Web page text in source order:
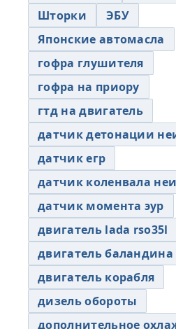
Шторки
ЭБУ
Японские автомасла
гофра глушителя
гофра на приору
гтд на двигатель
датчик детонации
датчик егр
датчик коленвала
датчик момента эур
двигатель lada rso35l
двигатель баландина
двигатель корабля
дизель обороты
дополнительное